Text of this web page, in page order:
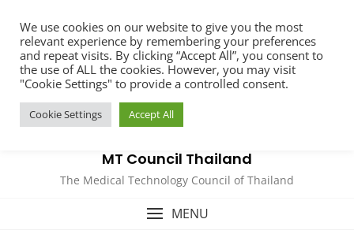
content
MT Council Thailand
The Medical Technology Council of Thailand
MENU
We use cookies on our website to give you the most
relevant experience by remembering your preferences
and repeat visits. By clicking “Accept All”, you consent to
the use of ALL the cookies. However, you may visit
"Cookie Settings" to provide a controlled consent.
Cookie Settings Accept All